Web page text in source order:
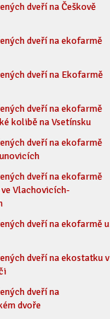
dveří na Češkově
dveří na ekofarmě
dveří na Ekofarmě
dveří na ekofarmě
kolibě na Vsetínsku
dveří na ekofarmě
dveří na ekofarmě
Vlachovicích-
dveří na ekofarmě u
dveří na ekostatku v
dveří na
dvoře